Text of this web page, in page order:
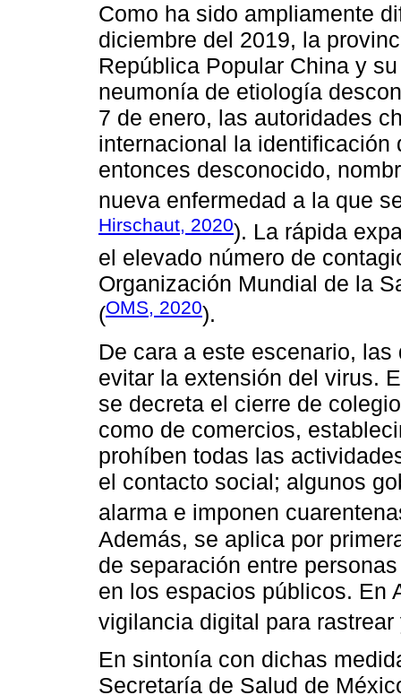
Como ha sido ampliamente
diciembre del 2019, la
República Popular China y
neumonía de etiología
7 de enero, las autoridades
internacional la identificación
entonces desconocido,
nueva enfermedad a la que
Hirschaut, 2020). La rápida
el elevado número de
Organización Mundial de la
(OMS, 2020).
De cara a este escenario,
evitar la extensión del virus.
se decreta el cierre de
como de comercios,
prohíben todas las
el contacto social; algunos
alarma e imponen
Además, se aplica por
de separación entre
en los espacios públicos. En
vigilancia digital para
En sintonía con dichas
Secretaría de Salud de